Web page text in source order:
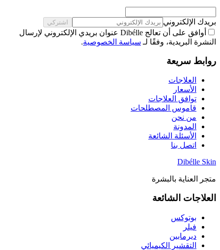
بريدك الإلكتروني اشتركي
أوافق على أن تعالج Dibélle عنوان بريدي الإلكتروني لإرسال
النشرة البريدية، وفقًا لـ سياسة الخصوصية.
روابط سريعة
العلاجات
الأسعار
توافق العلاجات
قاموس المصطلحات
من نحن
المدونة
الأسئلة الشائعة
اتصل بنا
Dibélle Skin
متجر العناية بالبشرة
العلاجات الشائعة
بوتوكس
فيلر
ديرمابين
التقشير الكيميائي